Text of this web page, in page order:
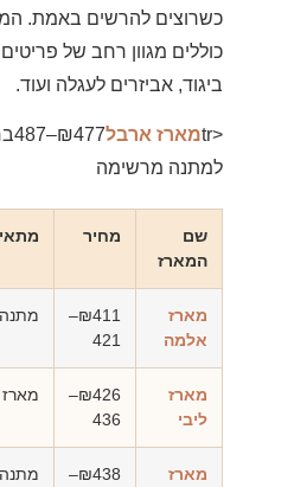
כשרוצים להרשים באמת.
כוללים מגוון רחב של
ביגוד, אביזרים לעגלה ועוד.
<tr מארז ארבל
למתנה מרשימה
שם
המארז
מחיר
מארז
אלמה
₪411–
421
מארז
ליבי
₪426–
436
מארז
מארז
₪438–